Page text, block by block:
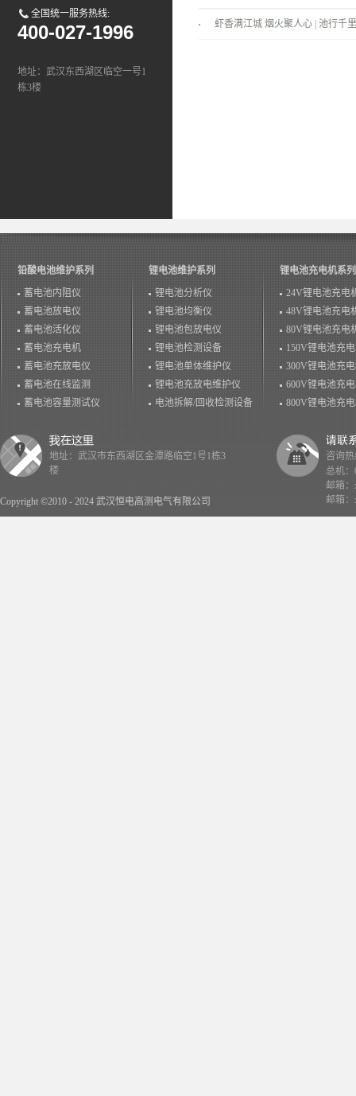
全国统一服务热线:
400-027-1996
地址：武汉东西湖区临空一号1
栋3楼
景！
虾香满江城 烟火聚人心 | 池行千
铅酸电池维护系列
蓄电池内阻仪
蓄电池放电仪
蓄电池活化仪
蓄电池充电机
蓄电池充放电仪
蓄电池在线监测
蓄电池容量测试仪
锂电池维护系列
锂电池分析仪
锂电池均衡仪
锂电池包放电仪
锂电池检测设备
锂电池单体维护仪
锂电池充放电维护仪
电池拆解/回收检测设备
锂电池充电机系列
24V锂电池充电
48V锂电池充电
80V锂电池充电
150V锂电池充
300V锂电池充
600V锂电池充
800V锂电池充
Copyright ©2010 - 2024 武汉恒电高测电气有限公司
地址：武汉市东西湖区金潭路临空1号1栋3
楼
咨询热
总机：
邮箱
邮箱